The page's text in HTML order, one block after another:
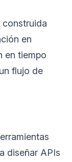
construida
en
en tiempo
flujo de
diseñar APIs